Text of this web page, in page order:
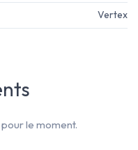
Vertex
le moment.